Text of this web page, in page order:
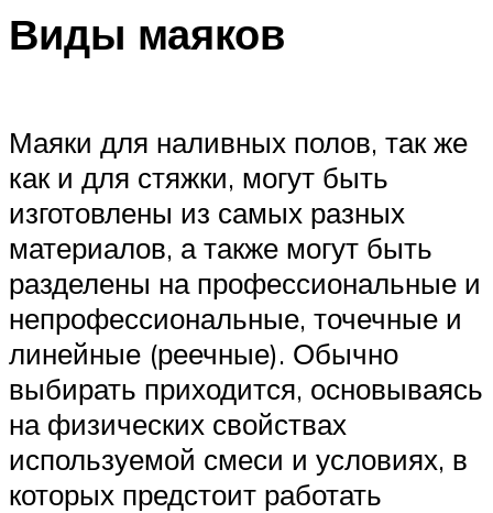
Виды маяков
Маяки для наливных полов, так же
как и для стяжки, могут быть
изготовлены из самых разных
материалов, а также могут быть
разделены на профессиональные и
непрофессиональные, точечные и
линейные (реечные). Обычно
выбирать приходится, основываясь
на физических свойствах
используемой смеси и условиях, в
которых предстоит работать